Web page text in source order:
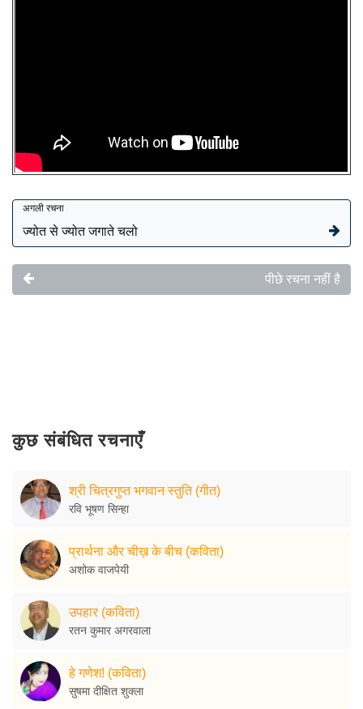
अगली रचना
ज्योत से ज्योत जगाते चलो
पीछे रचना नहीं है
कुछ संबंधित रचनाएँ
श्री चित्रगुप्त भगवान स्तुति (गीत)
रवि भूषण सिन्हा
प्रार्थना और चीख़ के बीच (कविता)
अशोक वाजपेयी
उपहार (कविता)
रतन कुमार अगरवाला
हे गणेश! (कविता)
सुषमा दीक्षित शुक्ला